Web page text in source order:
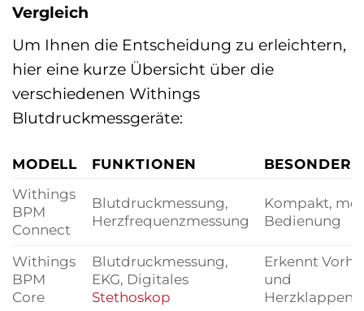
Vergleich
Um Ihnen die Entscheidung zu erleichtern,
hier eine kurze Übersicht über die
verschiedenen Withings
Blutdruckmessgeräte:
MODELL FUNKTIONEN
Withings
BPM
Connect
Blutdruckmessung,
Herzfrequenzmessung
Kompakt,
Bedienung
Withings
BPM
Core
Blutdruckmessung,
EKG, Digitales
Stethoskop
Erkennt
und